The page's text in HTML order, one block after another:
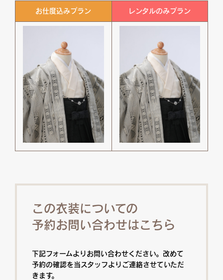
お仕度込みプラン レンタルのみプラン
この衣装についての
予約お問い合わせはこちら
下記フォームよりお問い合わせください。改めて
予約の確認を当スタッフよりご連絡させていただ
きます。